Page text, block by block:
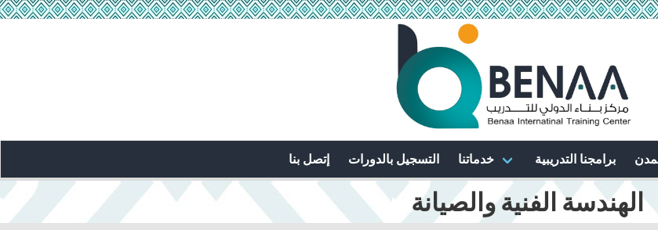
برامجنا التدريبية خدماتنا التسجيل بالدورات إتصل بنا
الهندسة الفنية والصيانة